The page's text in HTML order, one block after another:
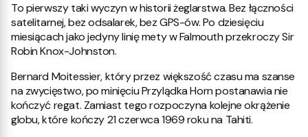
To pierwszy taki wyczyn w historii żeglarstwa. Bez łączności
satelitarnej, bez odsalarek, bez GPS-ów. Po dziesięciu
miesiącach jako jedyny linię mety w Falmouth przekroczy Sir
Robin Knox-Johnston.
Bernard Moitessier, który przez większość czasu ma szanse
na zwycięstwo, po minięciu Przylądka Horn postanawia nie
kończyć regat. Zamiast tego rozpoczyna kolejne okrążenie
globu, które kończy 21 czerwca 1969 roku na Tahiti.